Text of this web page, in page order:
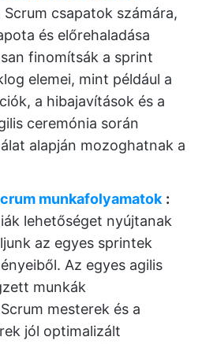
csapatok számára,
és előrehaladása
finomítsák a sprint
elemei, mint például a
a hibajavítások és a
ceremónia során
alapján mozoghatnak a
munkafolyamatok :
lehetőséget nyújtanak
az egyes sprintek
Az egyes agilis
munkák
mesterek és a
jól optimalizált